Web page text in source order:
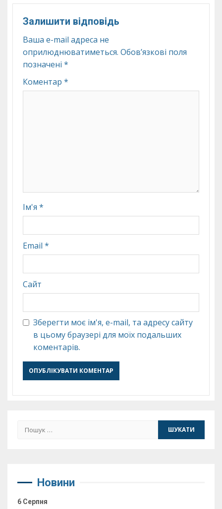
Залишити відповідь
Ваша e-mail адреса не
оприлюднюватиметься. Обов’язкові поля
позначені *
Коментар *
Ім'я *
Email *
Сайт
Зберегти моє ім'я, e-mail, та адресу сайту
в цьому браузері для моїх подальших
коментарів.
Пошук:
Новини
6 Серпня